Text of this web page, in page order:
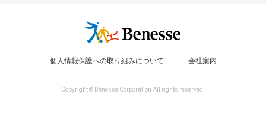
個人情報保護への取り組みについて 会社案内
Copyright © Benesse Corporation All rights reserved.